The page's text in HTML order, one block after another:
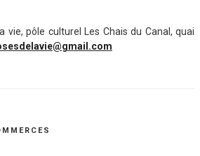
vie, pôle culturel Les Chais du Canal, quai